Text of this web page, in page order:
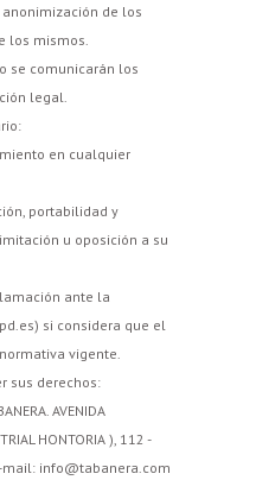
de los
los mismos.
se comunicarán los
legal.
en cualquier
portabilidad y
u oposición a su
ante la
si considera que el
vigente.
sus derechos:
AVENIDA
HONTORIA ), 112 -
mail: info@tabanera.com